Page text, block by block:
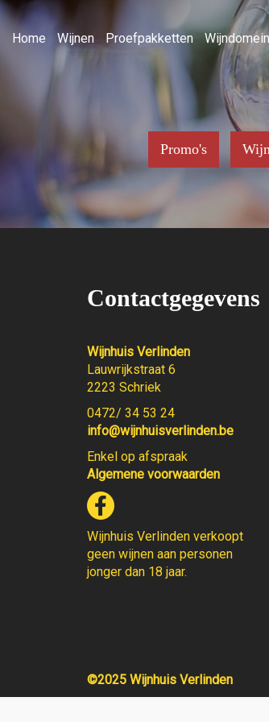
Home Wijnen Proefpakketten
Promo's
Contactgegevens
Wijnhuis Verlinden
Lauwrijkstraat 6
2223 Schriek
0472/ 34 53 24
info@wijnhuisverlinden.be
Enkel op afspraak
Algemene voorwaarden
Wijnhuis Verlinden verkoopt
geen wijnen aan personen
jonger dan 18 jaar.
©2025 Wijnhuis Verlinden